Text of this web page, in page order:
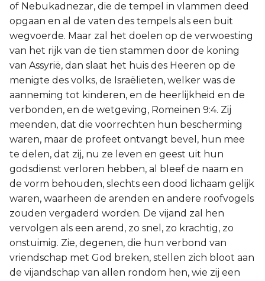
of Nebukadnezar, die de tempel in vlammen deed
opgaan en al de vaten des tempels als een buit
wegvoerde. Maar zal het doelen op de verwoesting
van het rijk van de tien stammen door de koning
van Assyrië, dan slaat het huis des Heeren op de
menigte des volks, de Israëlieten, welker was de
aanneming tot kinderen, en de heerlijkheid en de
verbonden, en de wetgeving, Romeinen 9:4. Zij
meenden, dat die voorrechten hun bescherming
waren, maar de profeet ontvangt bevel, hun mee
te delen, dat zij, nu ze leven en geest uit hun
godsdienst verloren hebben, al bleef de naam en
de vorm behouden, slechts een dood lichaam gelijk
waren, waarheen de arenden en andere roofvogels
zouden vergaderd worden. De vijand zal hen
vervolgen als een arend, zo snel, zo krachtig, zo
onstuimig. Zie, degenen, die hun verbond van
vriendschap met God breken, stellen zich bloot aan
de vijandschap van allen rondom hen, wie zij een